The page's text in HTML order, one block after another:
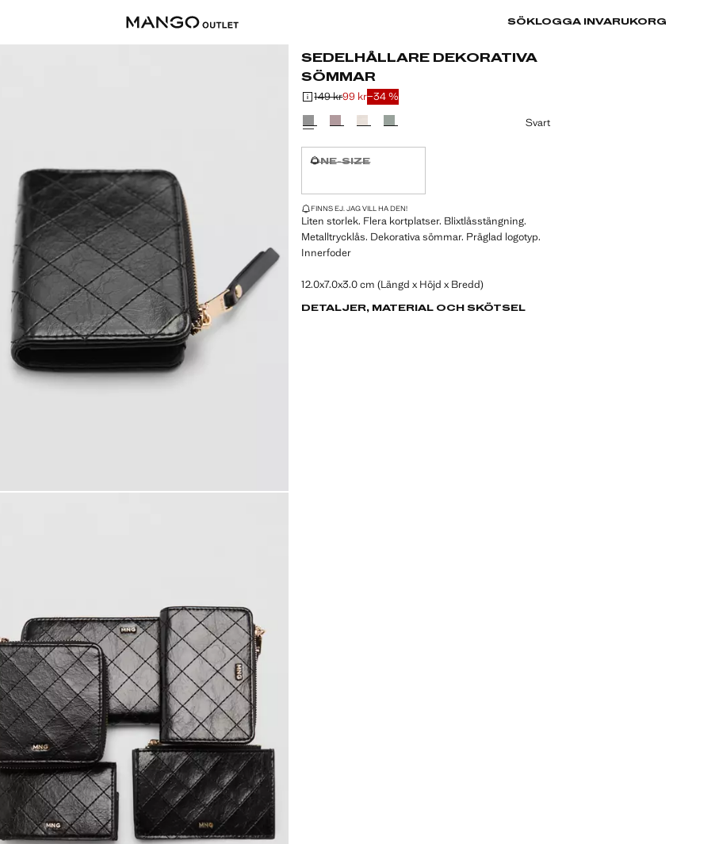
SÖK LOGGA IN VARUKORG
SEDELHÅLLARE DEKORATIVA
SÖMMAR
Ursprungligt pris överstruket [149 kr ]
149 kr
Gällande pris [99 kr ]
99 kr−34 %
Välj en färg
Svart
ONE-SIZE
Finns ej. Jag vill ha den!
SISTA EXEMPLAREN!
FINNS EJ. JAG VILL HA DEN!
Liten storlek. Flera kortplatser. Blixtlåsstängning.
Metalltrycklås. Dekorativa sömmar. Präglad logotyp.
Innerfoder
12.0x7.0x3.0 cm (Längd x Höjd x Bredd)
DETALJER, MATERIAL OCH SKÖTSEL